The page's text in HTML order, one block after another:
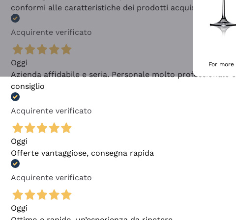
conformi alle caratteristiche dei prodotti acquistati
Acquirente verificato
Oggi
Azienda affidabile e seria. Personale molto
consiglio
Acquirente verificato
Oggi
Offerte vantaggiose, consegna rapida
Acquirente verificato
Oggi
For